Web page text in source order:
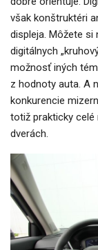
však konštruktéri
displeja. Môžete
digitálnych
možnosť iných
z hodnoty auta. A
konkurencie
totiž prakticky
dverách.